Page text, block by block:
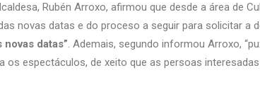
Rubén Arroxo, afirmou que desde a área de
novas datas e do proceso a seguir para solicitar a
novas datas”. Ademais, segundo informou Arroxo,
os espectáculos, de xeito que as persoas interesadas